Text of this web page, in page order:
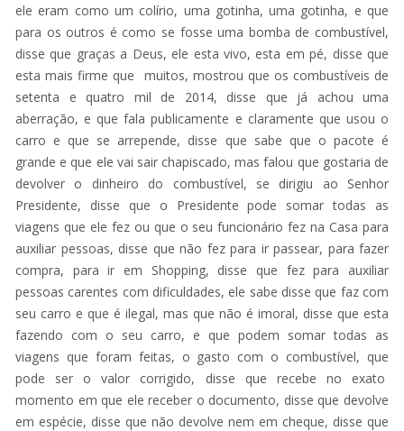
ele eram como um colírio, uma gotinha, uma gotinha, e que
para os outros é como se fosse uma bomba de combustível,
disse que graças a Deus, ele esta vivo, esta em pé, disse que
esta mais firme que muitos, mostrou que os combustíveis de
setenta e quatro mil de 2014, disse que já achou uma
aberração, e que fala publicamente e claramente que usou o
carro e que se arrepende, disse que sabe que o pacote é
grande e que ele vai sair chapiscado, mas falou que gostaria de
devolver o dinheiro do combustível, se dirigiu ao Senhor
Presidente, disse que o Presidente pode somar todas as
viagens que ele fez ou que o seu funcionário fez na Casa para
auxiliar pessoas, disse que não fez para ir passear, para fazer
compra, para ir em Shopping, disse que fez para auxiliar
pessoas carentes com dificuldades, ele sabe disse que faz com
seu carro e que é ilegal, mas que não é imoral, disse que esta
fazendo com o seu carro, e que podem somar todas as
viagens que foram feitas, o gasto com o combustível, que
pode ser o valor corrigido, disse que recebe no exato
momento em que ele receber o documento, disse que devolve
em espécie, disse que não devolve nem em cheque, disse que